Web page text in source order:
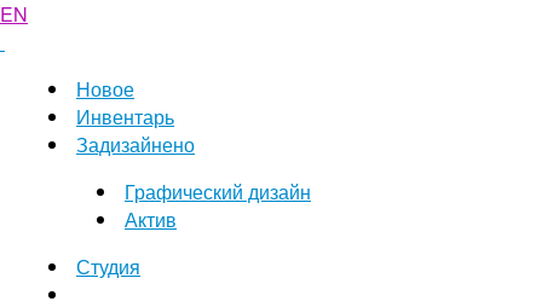
EN
Новое
Инвентарь
Задизайнено
Графический дизайн
Актив
Студия